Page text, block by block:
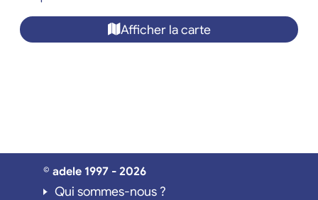
Afficher la carte
© adele 1997 - 2026
Qui sommes-nous ?